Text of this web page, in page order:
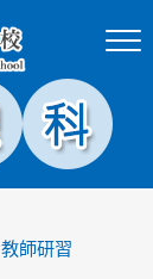
教師研習